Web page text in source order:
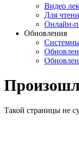
Видео
Для
Онлайн-
Обновления
Такой страницы не